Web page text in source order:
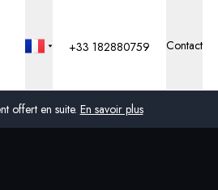
offert en suite. En savoir plus
+33 182880759 Contact